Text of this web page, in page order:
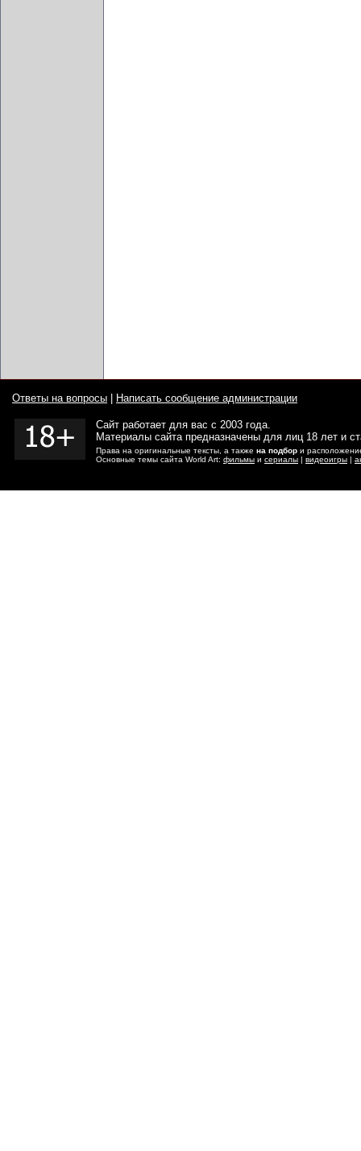
Ответы на вопросы Написать сообщение администрации
Сайт работает для вас с 2003 года.
Материалы сайта предназначены для лиц 18 лет и
Права на оригинальные тексты, а также на подбор и
Основные темы сайта World Art: фильмы и сериалы | видеоигры |